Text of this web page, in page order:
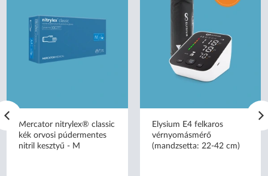
Mercator nitrylex® classic
kék orvosi púdermentes
nitril kesztyű - M
Elysium E4 felkaros
vérnyomásmérő
(mandzsetta: 22-42 cm)